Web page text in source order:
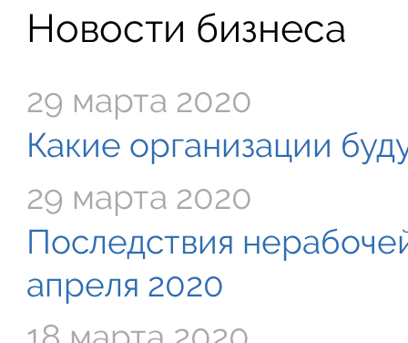
Новости бизнеса
29 марта 2020
Какие организации
29 марта 2020
Последствия
апреля 2020